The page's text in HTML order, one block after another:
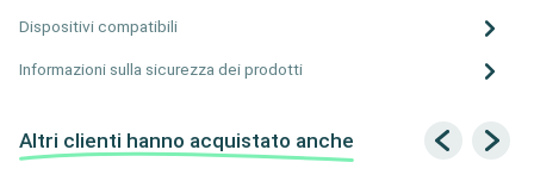
Dispositivi compatibili
Informazioni sulla sicurezza dei prodotti
Altri clienti hanno acquistato anche